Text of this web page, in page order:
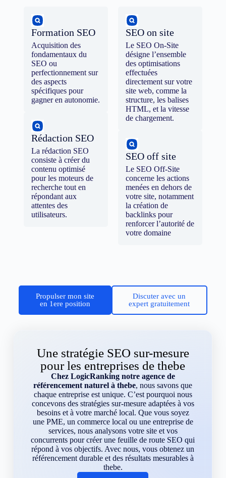
Formation SEO
Acquisition des
fondamentaux du
SEO ou
perfectionnement sur
des aspects
spécifiques pour
gagner en autonomie.
Rédaction SEO
La rédaction SEO
consiste à créer du
contenu optimisé
pour les moteurs de
recherche tout en
répondant aux
attentes des
utilisateurs.
SEO on site
Le SEO On-Site
désigne l’ensemble
des optimisations
effectuées
directement sur votre
site web, comme la
structure, les balises
HTML, et la vitesse
de chargement.
SEO off site
Le SEO Off-Site
concerne les actions
menées en dehors de
votre site, notamment
la création de
backlinks pour
renforcer l’autorité de
votre domaine
Propulser mon site
en 1ere position
Discuter avec un
expert gratuitement
Une stratégie SEO sur-mesure
pour les entreprises de thebe
Chez LogicRanking notre agence de
référencement naturel à thebe, nous savons que
chaque entreprise est unique. C’est pourquoi nous
concevons des stratégies sur-mesure adaptées à vos
besoins et à votre marché local. Que vous soyez
une PME, un commerce local ou une entreprise de
services, nous analysons votre site et vos
concurrents pour créer une feuille de route SEO qui
répond à vos objectifs. Avec nous, vous obtenez un
référencement durable et des résultats mesurables à
thebe.